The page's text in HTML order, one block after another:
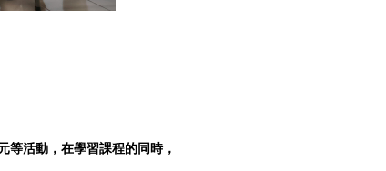
等活動，在學習課程的同時，